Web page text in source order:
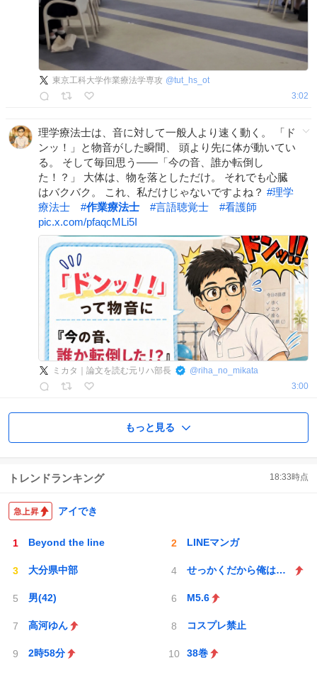
東京工科大学作業療法学専攻 @tut_hs_ot
3:02
理学療法士は、音に対して一般人より速く動く。 「ド
ンッ！」と物音がした瞬間、 頭より先に体が動いてい
る。 そして毎回思う——「今の音、誰か転倒し
た！？」 大体は、物を落としただけ。 それでも心臓
はバクバク。 これ、私だけじゃないですよね？ #理学
療法士
#作業療法士 #言語聴覚士 #看護師
pic.x.com/pfaqcMLi5I
ミカタ｜論文を読む元リハ部長 @riha_no_mikata
3:00
もっと見る
トレンドランキング 18:33時点
アイでき
Beyond the line LINEマンガ
大分県中部 せっかくだから俺はこの
男(42) M5.6
高河ゆん コスプレ禁止
2時58分 38巻